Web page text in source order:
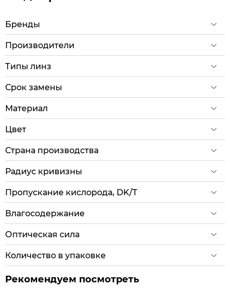
Бренды
Производители
Типы линз
Срок замены
Материал
Цвет
Страна производства
Радиус кривизны
Пропускание кислорода, DK/T
Влагосодержание
Оптическая сила
Количество в упаковке
Рекомендуем посмотреть